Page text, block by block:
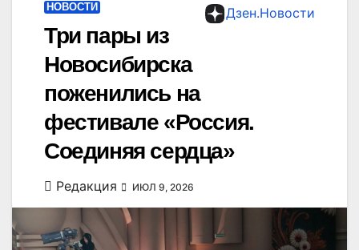
Дзен.Новости
НОВОСТИ
Три пары из
Новосибирска
поженились на
фестивале «Россия.
Соединяя сердца»
Редакция ИЮЛ 9, 2026